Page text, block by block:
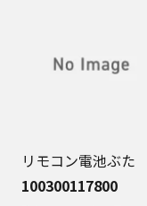
ご提供し
にて提供
取扱説明
規制など
開されて
お近くの当
会社に直接
本ウェブサイ
リモコン電池ぶた
100300117800